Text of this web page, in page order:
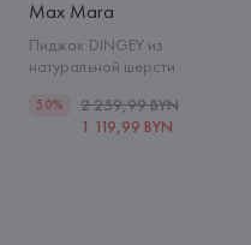
Max Mara
Пиджак DINGEY из
натуральной шерсти
50%
2 259,99 BYN
1 119,99 BYN